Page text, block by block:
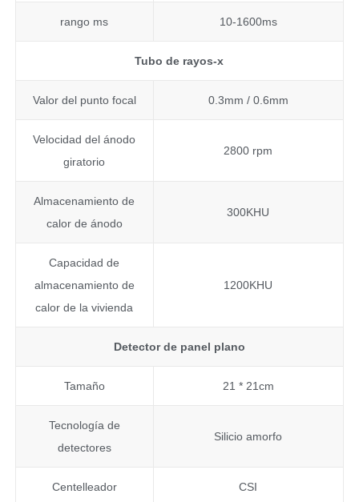
rango ms 10-1600ms
Tubo de rayos-x
Valor del punto focal 0.3mm / 0.6mm
Velocidad del ánodo
giratorio
2800 rpm
Almacenamiento de
calor de ánodo
300KHU
Capacidad de
almacenamiento de
calor de la vivienda
1200KHU
Detector de panel plano
Tamaño 21 * 21cm
Tecnología de
detectores
Silicio amorfo
Centelleador CSI